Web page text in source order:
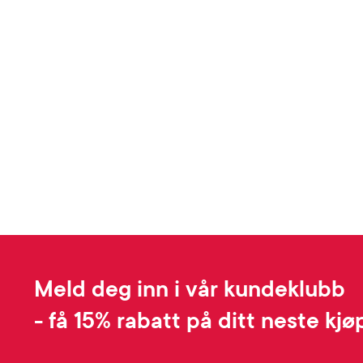
Meld deg inn i vår kundeklubb
- få 15% rabatt på ditt neste